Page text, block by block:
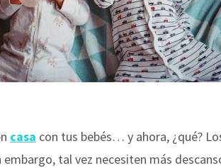
casa con tus bebés… y ahora, ¿qué?
tal vez necesiten más